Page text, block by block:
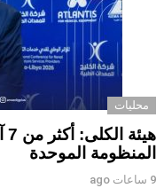
محليات
المنظومة الموحدة
9 ساعات ago